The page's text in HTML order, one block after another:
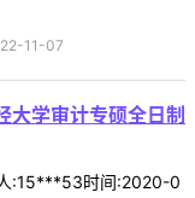
11-07
大学审计专硕全日制
:15***53时间:2020-0